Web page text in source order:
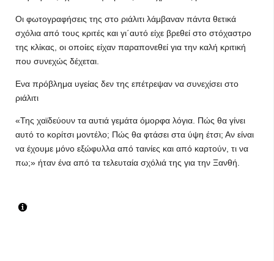
Οι φωτογραφήσεις της στο ριάλιτι λάμβαναν πάντα θετικά
σχόλια από τους κριτές και γι΄αυτό είχε βρεθεί στο στόχαστρο
της κλίκας, οι οποίες είχαν παραπονεθεί για την καλή κριτική
που συνεχώς δέχεται.
Ενα πρόβλημα υγείας δεν της επέτρεψαν να συνεχίσει στο
ριάλιτι
«Της χαϊδεύουν τα αυτιά γεμάτα όμορφα λόγια. Πώς θα γίνει
αυτό το κορίτσι μοντέλο; Πώς θα φτάσει στα ύψη έτσι; Αν είναι
να έχουμε μόνο εξώφυλλα από ταινίες και από καρτούν, τι να
πω;» ήταν ένα από τα τελευταία σχόλιά της για την Ξανθή.